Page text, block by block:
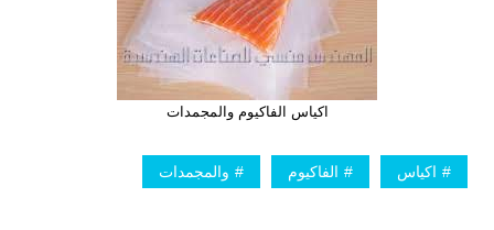
اكياس الفاكيوم والمجمدات
اكياس الفاكيوم والمجمدات